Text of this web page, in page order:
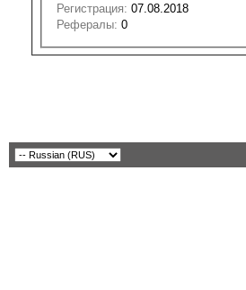
Регистрация: 07.08.2018
Рефералы: 0